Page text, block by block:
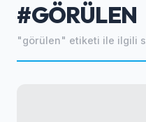
#GÖRÜLEN
"görülen" etiketi ile ilgili